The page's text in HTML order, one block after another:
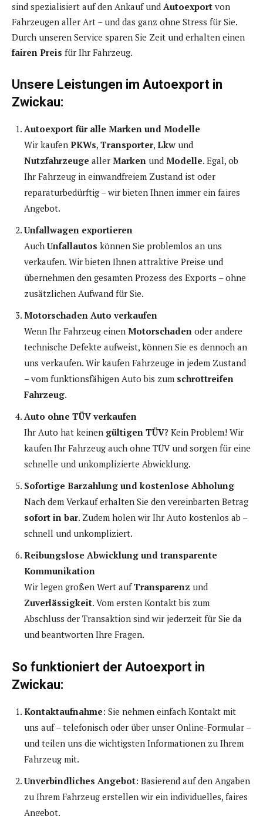
sind spezialisiert auf den Ankauf und Autoexport von
Fahrzeugen aller Art – und das ganz ohne Stress für Sie.
Durch unseren Service sparen Sie Zeit und erhalten einen
fairen Preis für Ihr Fahrzeug.
Unsere Leistungen im Autoexport in
Zwickau:
Autoexport für alle Marken und Modelle
Wir kaufen PKWs, Transporter, Lkw und
Nutzfahrzeuge aller Marken und Modelle. Egal, ob
Ihr Fahrzeug in einwandfreiem Zustand ist oder
reparaturbedürftig – wir bieten Ihnen immer ein faires
Angebot.
Unfallwagen exportieren
AuchUnfallautos können Sie problemlos an uns
verkaufen. Wir bieten Ihnen attraktive Preise und
übernehmen den gesamten Prozess des Exports – ohne
zusätzlichen Aufwand für Sie.
Motorschaden Auto verkaufen
Wenn Ihr Fahrzeug einen Motorschaden oder andere
technische Defekte aufweist, können Sie es dennoch an
uns verkaufen. Wir kaufen Fahrzeuge in jedem Zustand
– vom funktionsfähigen Auto bis zum schrottreifen
Fahrzeug.
Auto ohne TÜV verkaufen
Ihr Auto hat keinen gültigen TÜV? Kein Problem! Wir
kaufen Ihr Fahrzeug auch ohne TÜV und sorgen für eine
schnelle und unkomplizierte Abwicklung.
Sofortige Barzahlung und kostenlose Abholung
Nach dem Verkauf erhalten Sie den vereinbarten Betrag
sofort in bar. Zudem holen wir Ihr Auto kostenlos ab –
schnell und unkompliziert.
Reibungslose Abwicklung und transparente
Kommunikation
Wir legen großen Wert aufTransparenz und
Zuverlässigkeit. Vom ersten Kontakt bis zum
Abschluss der Transaktion sind wir jederzeit für Sie da
und beantworten Ihre Fragen.
So funktioniert der Autoexport in
Zwickau:
Kontaktaufnahme: Sie nehmen einfach Kontakt mit
uns auf – telefonisch oder über unser Online-Formular –
und teilen uns die wichtigsten Informationen zu Ihrem
Fahrzeug mit.
Unverbindliches Angebot: Basierend auf den Angaben
zu Ihrem Fahrzeug erstellen wir ein individuelles, faires
Angebot.